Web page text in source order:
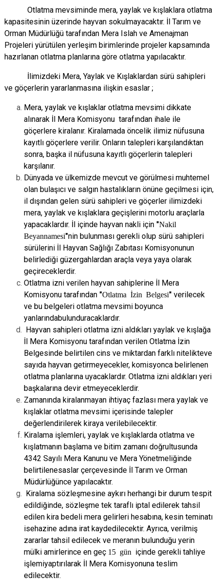
Otlatma mevsiminde mera, yaylak ve kışlaklara otlatma
kapasitesinin üzerinde hayvan sokulmayacaktır. İl Tarım ve
Orman Müdürlüğü tarafından Mera Islah ve Amenajman
Projeleri yürütülen yerleşim birimlerinde projeler kapsamında
hazırlanan otlatma planlarına göre otlatma yapılacaktır.
İlimizdeki Mera, Yaylak ve Kışlaklardan sürü sahipleri
ve göçerlerin yararlanmasına ilişkin esaslar ;
Mera, yaylak ve kışlaklar otlatma mevsimi dikkate
alınarak İl Mera Komisyonu tarafından ihale ile
göçerlere kiralanır. Kiralamada öncelik ilimiz nüfusuna
kayıtlı göçerlere verilir. Onların talepleri karşılandıktan
sonra, başka il nüfusuna kayıtlı göçerlerin talepleri
karşılanır.
Dünyada ve ülkemizde mevcut ve görülmesi muhtemel
olan bulaşıcı ve salgın hastalıkların önüne geçilmesi için,
il dışından gelen sürü sahipleri ve göçerler ilimizdeki
mera, yaylak ve kışlaklara geçişlerini motorlu araçlarla
yapacaklardır. İl içinde hayvan nakli için "Nakil
Beyannamesi"nin bulunması gerekli olup sürü sahipleri
sürülerini İl Hayvan Sağlığı Zabıtası Komisyonunun
belirlediği güzergahlardan araçla veya yaya olarak
geçireceklerdir.
Otlatma izni verilen hayvan sahiplerine İl Mera
Komisyonu tarafından "Otlatma İzin Belgesi" verilecek
ve bu belgeleri otlatma mevsimi boyunca
yanlarındabulunduracaklardır.
Hayvan sahipleri otlatma izni aldıkları yaylak ve kışlağa
İl Mera Komisyonu tarafından verilen Otlatma İzin
Belgesinde belirtilen cins ve miktardan farklı nitelikteve
sayıda hayvan getirmeyecekler, komisyonca belirlenen
otlatma planlarına uyacaklardır. Otlatma izni aldıkları yeri
başkalarına devir etmeyeceklerdir.
Zamanında kiralanmayan ihtiyaç fazlası mera yaylak ve
kışlaklar otlatma mevsimi içerisinde talepler
değerlendirilerek kiraya verilebilecektir.
Kiralama işlemleri, yaylak ve kışlaklarda otlatma ve
kışlatmanın başlama ve bitim zamanı doğrultusunda
4342 Sayılı Mera Kanunu ve Mera Yönetmeliğinde
belirtilenesaslar çerçevesinde İl Tarım ve Orman
Müdürlüğünce yapılacaktır.
Kiralama sözleşmesine aykırı herhangi bir durum tespit
edildiğinde, sözleşme tek taraflı iptal edilerek tahsil
edilen kira bedeli mera gelirleri hesabına, kesin teminatı
isehazine adına irat kaydedilecektir. Ayrıca, verilmiş
zararlar tahsil edilecek ve meranın bulunduğu yerin
mülki amirlerince en geç 15 gün içinde gerekli tahliye
işlemiyaptırılarak İl Mera Komisyonuna teslim
edilecektir.